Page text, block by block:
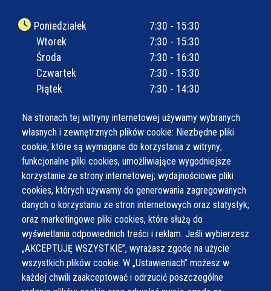
Na stronach tej witryny internetowej używamy wybranych
własnych i zewnętrznych plików cookie: Niezbędne pliki
cookie, które są wymagane do korzystania z witryny;
funkcjonalne pliki cookies, umożliwiające wygodniejsze
korzystanie ze strony internetowej; wydajnościowe pliki
cookies, których używamy do generowania zagregowanych
danych o korzystaniu ze stron internetowych oraz statystyk;
oraz marketingowe pliki cookies, które służą do
wyświetlania odpowiednich treści i reklam. Jeśli wybierzesz
„AKCEPTUJĘ WSZYSTKIE”, wyrażasz zgodę na użycie
wszystkich plików cookie. W „Ustawieniach” możesz w
każdej chwili zaakceptować i odrzucić poszczególne
Poniedziałek
7:30 - 15:30
Wtorek
7:30 - 15:30
Środa
7:30 - 16:30
Czwartek
7:30 - 15:30
Piątek
7:30 - 14:30